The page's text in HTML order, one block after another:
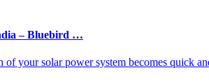
– Bluebird …
your solar power system becomes quick